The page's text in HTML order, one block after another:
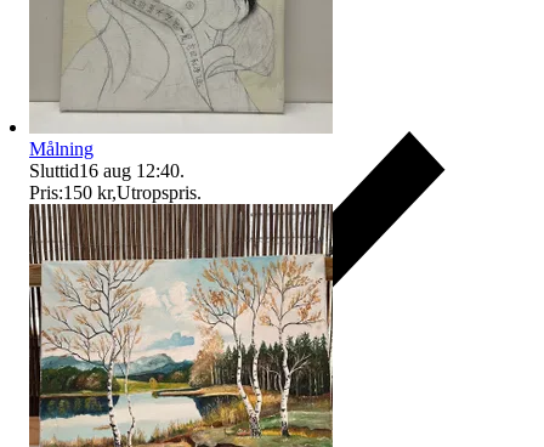
Målning
Sluttid16 aug 12:40.
Pris:150 kr,Utropspris.